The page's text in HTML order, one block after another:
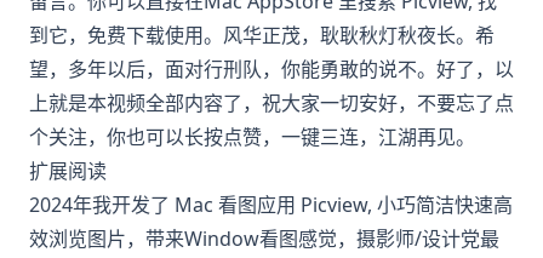
到它，免费下载使用。风华正茂，耿耿秋灯秋夜长。希
望，多年以后，面对行刑队，你能勇敢的说不。好了，以
上就是本视频全部内容了，祝大家一切安好，不要忘了点
个关注，你也可以长按点赞，一键三连，江湖再见。
扩展阅读
2024年我开发了 Mac 看图应用 Picview, 小巧简洁快速高
效浏览图片，带来Window看图感觉，摄影师/设计党最